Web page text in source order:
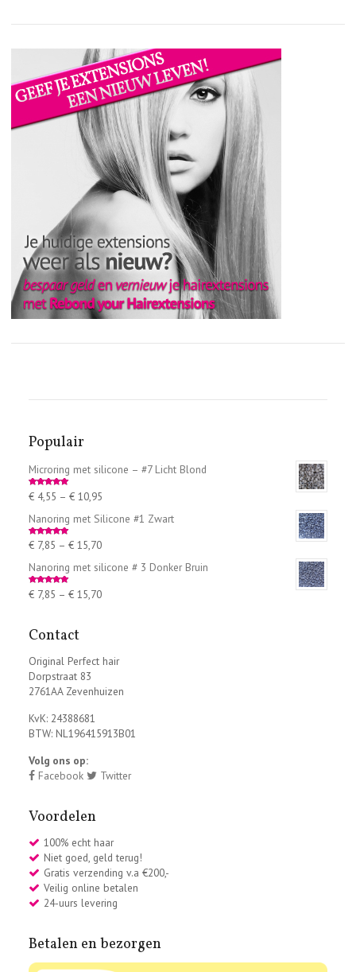
Populair
Microring met silicone – #7 Licht Blond
Rated5.00
out of 5
€4,55 – €10,95
Nanoring met Silicone #1 Zwart
Rated5.00
out of 5
€7,85 – €15,70
Nanoring met silicone # 3 Donker Bruin
Rated5.00
out of 5
€7,85 – €15,70
Contact
Original Perfect hair
Dorpstraat 83
2761AA Zevenhuizen
KvK: 24388681
BTW: NL196415913B01
Volg ons op:
Facebook
Twitter
Voordelen
100% echt haar
Niet goed, geld terug!
Gratis verzending v.a €200,-
Veilig online betalen
24-uurs levering
Betalen en bezorgen